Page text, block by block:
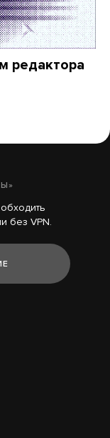
редактора
без VPN.